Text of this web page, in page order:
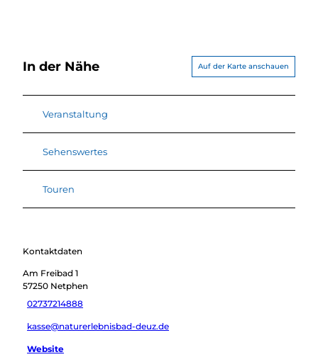
In der Nähe Auf der Karte anschauen
Veranstaltung
Sehenswertes
Touren
Kontaktdaten
Am Freibad 1
57250 Netphen
02737214888
kasse@naturerlebnisbad-deuz.de
Website